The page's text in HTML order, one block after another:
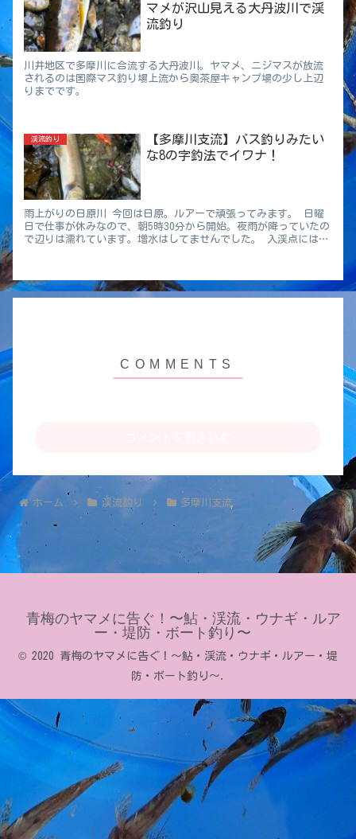
マメが沢山見える大丹波川で渓
流釣り
川井地区で多摩川に合流する大丹波川。ヤマメ、ニジマスが放流
されるのは国際マス釣り場上流から奥茶屋キャンプ場の少し上辺
りまでです。
渓流釣り
【多摩川支流】バス釣りみたい
な8の字釣法でイワナ！
雨上がりの日原川 今回は日原。ルアーで頑張ってみます。 日曜
日で仕事が休みなので、朝5時30分から開始。夜雨が降っていたの
で辺りは濡れています。増水はしてませんでした。 入渓点にはご
ホーム 渓流釣り 多摩川支流
青梅のヤマメに告ぐ！〜鮎・渓流・ウナギ・ルア
ー・堤防・ボート釣り〜
© 2020 青梅のヤマメに告ぐ！〜鮎・渓流・ウナギ・ルアー・堤
防・ボート釣り〜.